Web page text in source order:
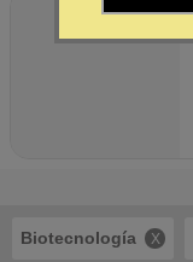
Biotecnología